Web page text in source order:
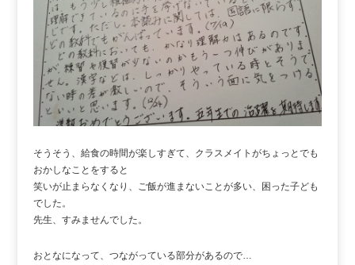
そうそう、給食の時間が楽しすぎて、クラスメイトがちょっとでも
おかしなことをすると
笑いが止まらなくなり、ご飯が進まないことが多い、困った子ども
でした。
先生、すみませんでした。
おとなになって、つながっている部分があるので…